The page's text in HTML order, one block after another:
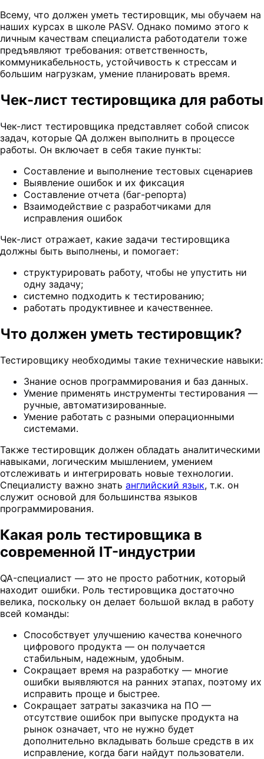
Всему, что должен уметь тестировщик, мы обучаем на
наших курсах в школе PASV. Однако помимо этого к
личным качествам специалиста работодатели тоже
предъявляют требования: ответственность,
коммуникабельность, устойчивость к стрессам и
большим нагрузкам, умение планировать время.
Чек-лист тестировщика для работы
Чек-лист тестировщика представляет собой список
задач, которые QA должен выполнить в процессе
работы. Он включает в себя такие пункты:
Составление и выполнение тестовых сценариев
Выявление ошибок и их фиксация
Составление отчета (баг-репорта)
Взаимодействие с разработчиками для
исправления ошибок
Чек-лист отражает, какие задачи тестировщика
должны быть выполнены, и помогает:
структурировать работу, чтобы не упустить ни
одну задачу;
системно подходить к тестированию;
работать продуктивнее и качественнее.
Что должен уметь тестировщик?
Тестировщику необходимы такие технические навыки:
Знание основ программирования и баз данных.
Умение применять инструменты тестирования —
ручные, автоматизированные.
Умение работать с разными операционными
системами.
Также тестировщик должен обладать аналитическими
навыками, логическим мышлением, умением
отслеживать и интегрировать новые технологии.
Специалисту важно знать английский язык, т.к. он
служит основой для большинства языков
программирования.
Какая роль тестировщика в
современной IT-индустрии
QA-специалист — это не просто работник, который
находит ошибки. Роль тестировщика достаточно
велика, поскольку он делает большой вклад в работу
всей команды:
Способствует улучшению качества конечного
цифрового продукта — он получается
стабильным, надежным, удобным.
Сокращает время на разработку — многие
ошибки выявляются на ранних этапах, поэтому их
исправить проще и быстрее.
Сокращает затраты заказчика на ПО —
отсутствие ошибок при выпуске продукта на
рынок означает, что не нужно будет
дополнительно вкладывать больше средств в их
исправление, когда баги найдут пользователи.